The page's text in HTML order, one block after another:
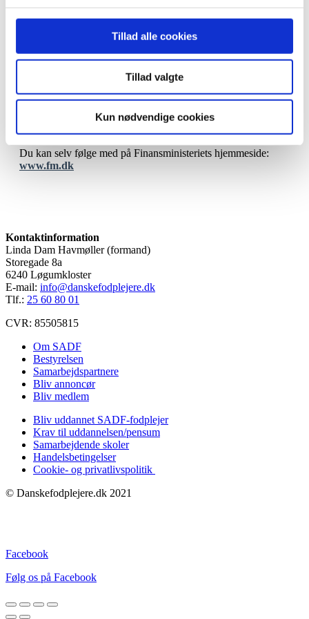
Tillad alle cookies
Tillad valgte
Kun nødvendige cookies
Kompensationsmuligheder for enkeltmandsvirksomheder.
Der er i dag kl. 12 afholdt pressemøde i Finansministeriet,
hvor finansminister Nicolai Wammen og erhvervsminister
Simon Kollerup har fremlagt forslag til kompensation for
Forslaget hasteforhandles i Folketinget senere i dag. Vi holder
dig naturligvis orienteret om udfaldet af forhandlingerne, når
Du kan selv følge med på Finansministeriets hjemmeside:
www.fm.dk
Kontaktinformation
Linda Dam Havmøller (formand)
Storegade 8a
6240 Løgumkloster
E-mail: info@danskefodplejere.dk
Tlf.: 25 60 80 01
CVR: 85505815
Om SADF
Bestyrelsen
Samarbejdspartnere
Bliv annoncør
Bliv medlem
Bliv uddannet SADF-fodplejer
Krav til uddannelsen/pensum
Samarbejdende skoler
Handelsbetingelser
Cookie- og privatlivspolitik
© Danskefodplejere.dk 2021
Facebook
Følg os på Facebook